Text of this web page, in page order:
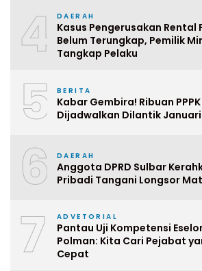
4 DAERAH
Kasus Pengerusakan Rental
Belum Terungkap, Pemilik
Tangkap Pelaku
5 BERITA
Kabar Gembira! Ribuan
Dijadwalkan Dilantik
6 DAERAH
Anggota DPRD Sulbar
Pribadi Tangani Longsor
7 ADVETORIAL
Pantau Uji Kompetensi
Polman: Kita Cari Pejabat
Cepat